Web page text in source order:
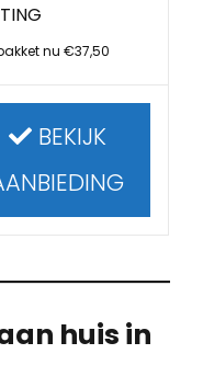
nu €37,50
BEKIJK
huis in